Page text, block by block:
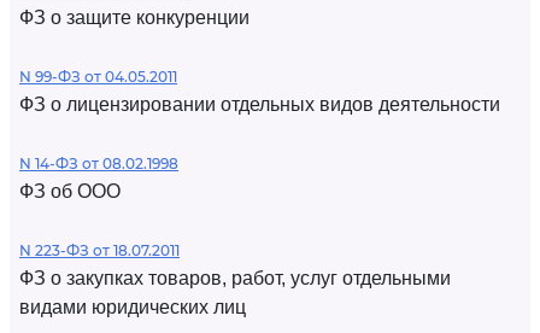
ФЗ о защите конкуренции
N 99-ФЗ от 04.05.2011
ФЗ о лицензировании отдельных видов деятельности
N 14-ФЗ от 08.02.1998
ФЗ об ООО
N 223-ФЗ от 18.07.2011
ФЗ о закупках товаров, работ, услуг отдельными
видами юридических лиц